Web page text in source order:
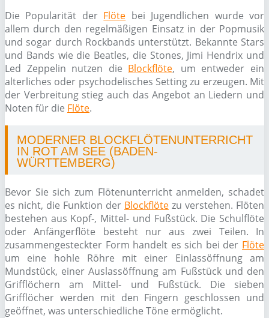
Die Popularität der Flöte bei Jugendlichen wurde vor
allem durch den regelmäßigen Einsatz in der Popmusik
und sogar durch Rockbands unterstützt. Bekannte Stars
und Bands wie die Beatles, die Stones, Jimi Hendrix und
Led Zeppelin nutzen die Blockflöte, um entweder ein
alterliches oder psychodelisches Setting zu erzeugen. Mit
der Verbreitung stieg auch das Angebot an Liedern und
Noten für die Flöte.
MODERNER BLOCKFLÖTENUNTERRICHT
IN ROT AM SEE (BADEN-
WÜRTTEMBERG)
Bevor Sie sich zum Flötenunterricht anmelden, schadet
es nicht, die Funktion der Blockflöte zu verstehen. Flöten
bestehen aus Kopf-, Mittel- und Fußstück. Die Schulflöte
oder Anfängerflöte besteht nur aus zwei Teilen. In
zusammengesteckter Form handelt es sich bei der Flöte
um eine hohle Röhre mit einer Einlassöffnung am
Mundstück, einer Auslassöffnung am Fußstück und den
Grifflöchern am Mittel- und Fußstück. Die sieben
Grifflöcher werden mit den Fingern geschlossen und
geöffnet, was unterschiedliche Töne ermöglicht.